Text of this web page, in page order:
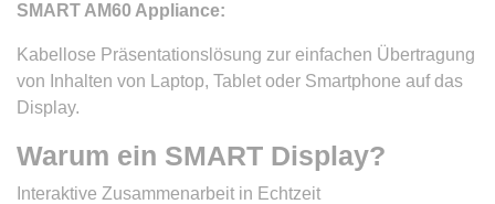
SMART AM60 Appliance:
Kabellose Präsentationslösung zur einfachen Übertragung
von Inhalten von Laptop, Tablet oder Smartphone auf das
Display.
Warum ein SMART Display?
Interaktive Zusammenarbeit in Echtzeit